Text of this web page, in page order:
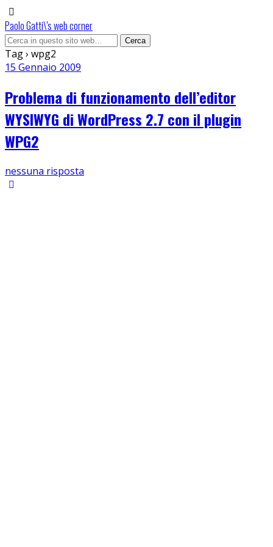
Paolo Gatti\'s web corner
Tag › wpg2
15 Gennaio 2009
Problema di funzionamento dell’editor
WYSIWYG di WordPress 2.7 con il plugin
WPG2
nessuna risposta